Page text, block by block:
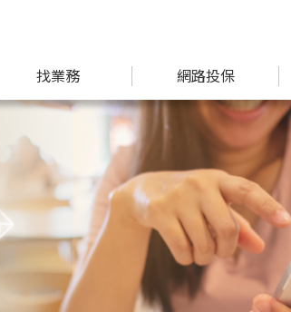
找業務 網路投保